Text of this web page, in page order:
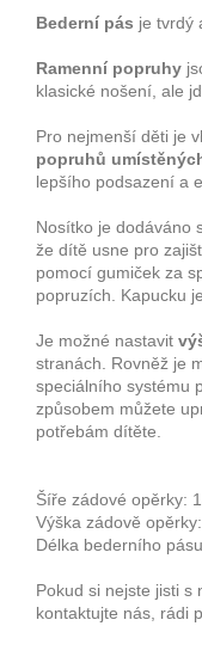
Bederní pás je tvrdý
Ramenní popruhy
klasické nošení, ale
Pro nejmenší děti je
popruhů
lepšího podsazení a
Nosítko je dodáváno
že dítě usne pro
pomocí gumiček za
popruzích. Kapucku
Je možné nastavit
stranách. Rovněž je
speciálního systému
způsobem můžete
potřebám dítěte.
Šíře zádové opěrky:
Výška zádově
Délka bederního
Pokud si nejste jisti s
kontaktujte nás, rádi